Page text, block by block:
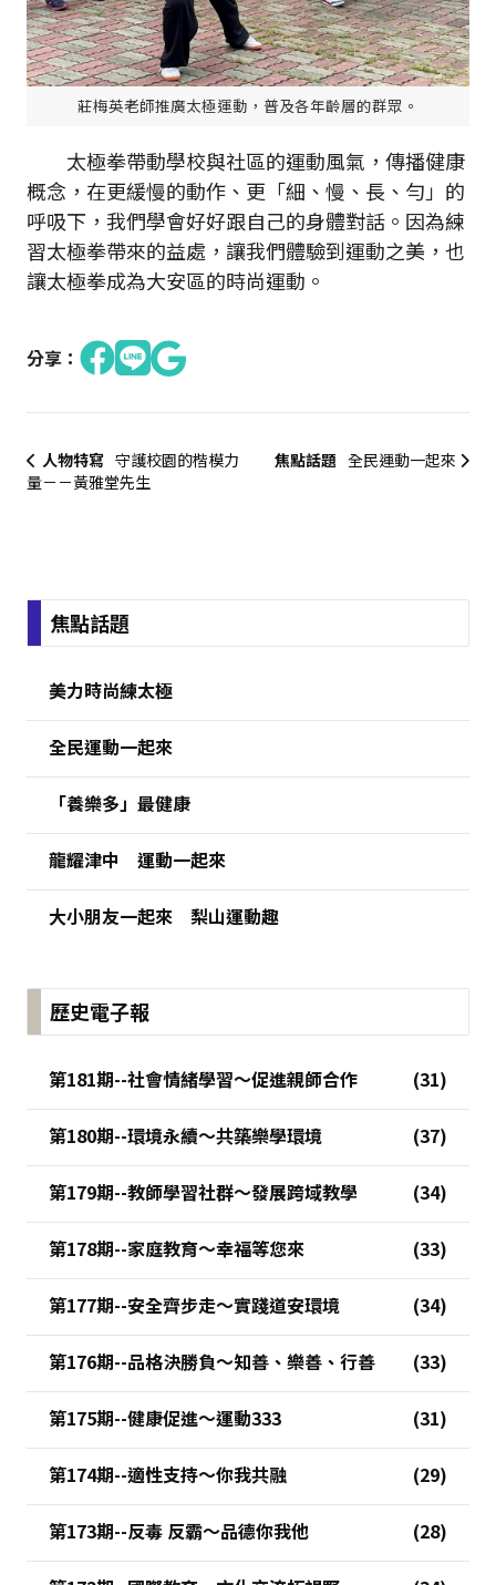
莊梅英老師推廣太極運動，普及各年齡層的群眾。
太極拳帶動學校與社區的運動風氣，傳播健康
概念，在更緩慢的動作、更「細、慢、長、勻」的
呼吸下，我們學會好好跟自己的身體對話。因為練
習太極拳帶來的益處，讓我們體驗到運動之美，也
讓太極拳成為大安區的時尚運動。
分享：
人物特寫 守護校園的楷模力
量－－黃雅堂先生
焦點話題 全民運動一起來
:::
焦點話題
美力時尚練太極
全民運動一起來
「養樂多」最健康
龍耀津中 運動一起來
大小朋友一起來 梨山運動趣
歷史電子報
第181期--社會情緒學習～促進親師合作
第180期--環境永續～共築樂學環境
第179期--教師學習社群～發展跨域教學
第178期--家庭教育～幸福等您來
第177期--安全齊步走～實踐道安環境
第176期--品格決勝負～知善、樂善、行善
第175期--健康促進～運動333
第174期--適性支持～你我共融
第173期--反毒 反霸～品德你我他